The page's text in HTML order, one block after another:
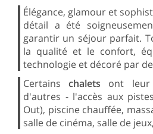
Élégance, glamour et
détail a été
garantir un séjour parfait.
la qualité et le confort,
technologie et décoré par
Certainschalets ont leur
d'autres - l'accès aux
Out), piscine chauffée,
salle de cinéma, salle de